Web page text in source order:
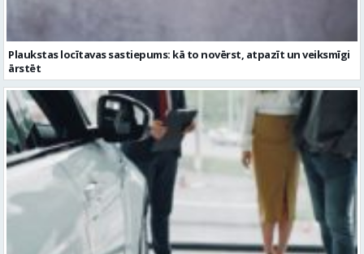
Plaukstas locītavas sastiepums: kā to novērst, atpazīt un veiksmīgi
ārstēt